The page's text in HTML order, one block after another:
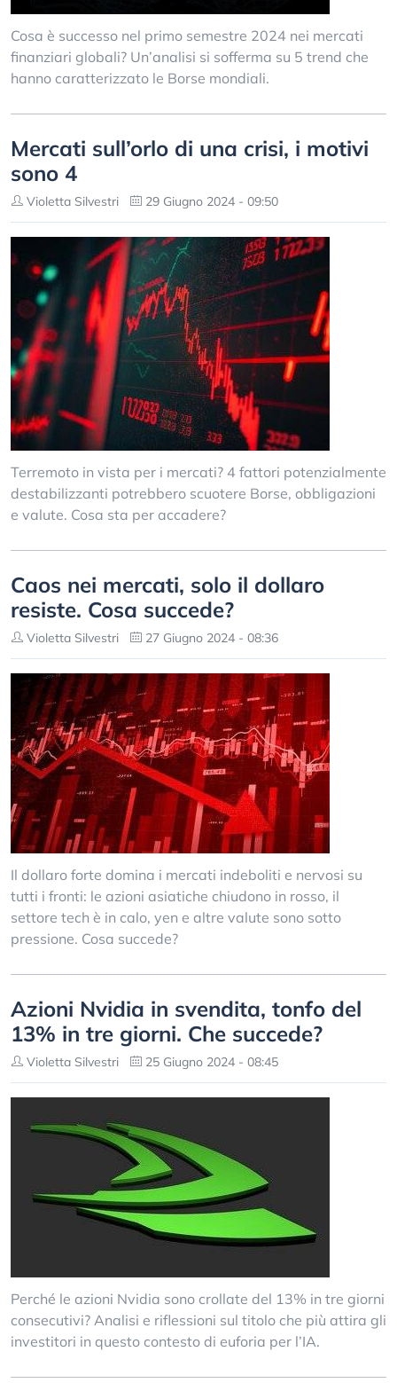
Cosa è successo nel primo semestre 2024 nei mercati
finanziari globali? Un’analisi si sofferma su 5 trend che
hanno caratterizzato le Borse mondiali.
Mercati sull’orlo di una crisi, i motivi
sono 4
Violetta Silvestri 29 Giugno 2024 - 09:50
Terremoto in vista per i mercati? 4 fattori potenzialmente
destabilizzanti potrebbero scuotere Borse, obbligazioni
e valute. Cosa sta per accadere?
Caos nei mercati, solo il dollaro
resiste. Cosa succede?
Violetta Silvestri 27 Giugno 2024 - 08:36
Il dollaro forte domina i mercati indeboliti e nervosi su
tutti i fronti: le azioni asiatiche chiudono in rosso, il
settore tech è in calo, yen e altre valute sono sotto
pressione. Cosa succede?
Azioni Nvidia in svendita, tonfo del
13% in tre giorni. Che succede?
Violetta Silvestri 25 Giugno 2024 - 08:45
Perché le azioni Nvidia sono crollate del 13% in tre giorni
consecutivi? Analisi e riflessioni sul titolo che più attira gli
investitori in questo contesto di euforia per l’IA.